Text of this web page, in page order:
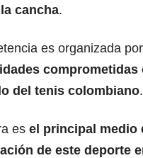
cancha.
es organizada por
comprometidas
del tenis colombiano.
es el principal medio
de este deporte